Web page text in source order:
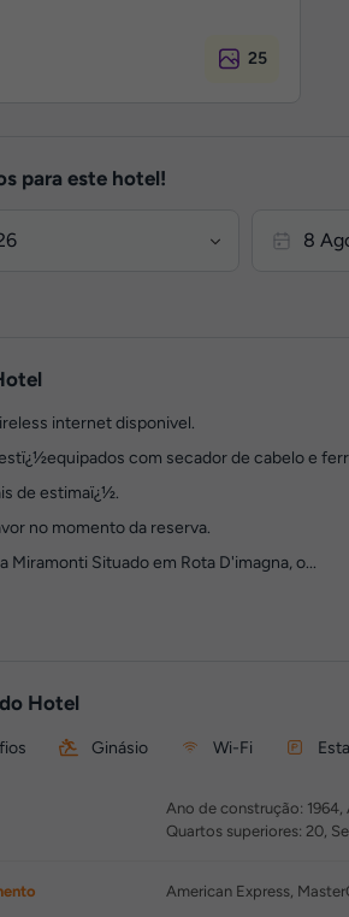
25
para este hotel!
internet disponivel.
com secador de cabelo e
de estimaï¿½.
no momento da reserva.
Miramonti Situado em Rota D'imagna, o...
Hotel
Ginásio Wi-Fi
Ano de construção:
Quartos superiores: 20,
American Express,